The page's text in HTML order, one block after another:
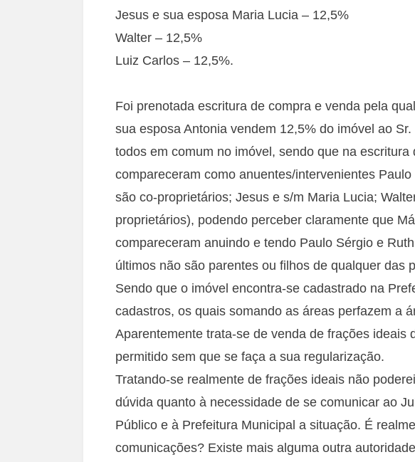
Jesus e sua esposa Maria Lucia – 12,5%
Walter – 12,5%
Luiz Carlos – 12,5%.
Foi prenotada escritura de compra e venda pela
sua esposa Antonia vendem 12,5% do imóvel ao
todos em comum no imóvel, sendo que na
compareceram como anuentes/intervenientes
são co-proprietários; Jesus e s/m Maria Lucia;
proprietários), podendo perceber claramente que
compareceram anuindo e tendo Paulo Sérgio e
últimos não são parentes ou filhos de qualquer das
Sendo que o imóvel encontra-se cadastrado na
cadastros, os quais somando as áreas perfazem a
Aparentemente trata-se de venda de frações ideais
permitido sem que se faça a sua regularização.
Tratando-se realmente de frações ideais não
dúvida quanto à necessidade de se comunicar ao
Público e à Prefeitura Municipal a situação. É
comunicações? Existe mais alguma outra